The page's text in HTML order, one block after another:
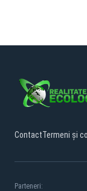
ContactTermeni și
Parteneri: